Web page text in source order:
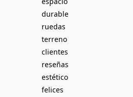
durable
ruedas
terreno
clientes
reseñas
estético
felices